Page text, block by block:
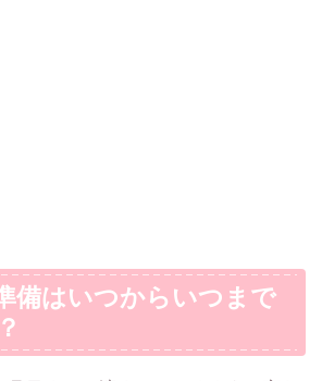
備はいつからいつまで